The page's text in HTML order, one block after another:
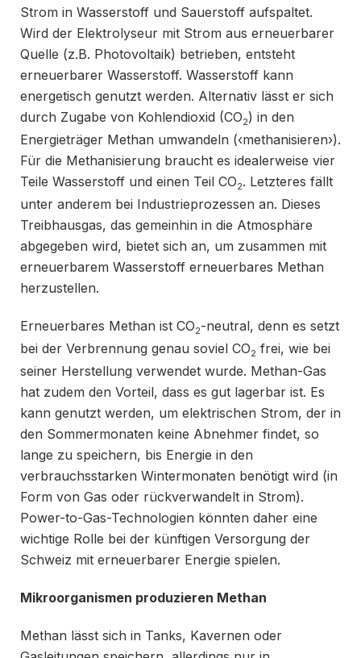
Strom in Wasserstoff und Sauerstoff aufspaltet.
Wird der Elektrolyseur mit Strom aus erneuerbarer
Quelle (z.B. Photovoltaik) betrieben, entsteht
erneuerbarer Wasserstoff. Wasserstoff kann
energetisch genutzt werden. Alternativ lässt er sich
durch Zugabe von Kohlendioxid (CO2) in den
Energieträger Methan umwandeln (‹methanisieren›).
Für die Methanisierung braucht es idealerweise vier
Teile Wasserstoff und einen Teil CO2. Letzteres fällt
unter anderem bei Industrieprozessen an. Dieses
Treibhausgas, das gemeinhin in die Atmosphäre
abgegeben wird, bietet sich an, um zusammen mit
erneuerbarem Wasserstoff erneuerbares Methan
herzustellen.
Erneuerbares Methan ist CO2-neutral, denn es setzt
bei der Verbrennung genau soviel CO2 frei, wie bei
seiner Herstellung verwendet wurde. Methan-Gas
hat zudem den Vorteil, dass es gut lagerbar ist. Es
kann genutzt werden, um elektrischen Strom, der in
den Sommermonaten keine Abnehmer findet, so
lange zu speichern, bis Energie in den
verbrauchsstarken Wintermonaten benötigt wird (in
Form von Gas oder rückverwandelt in Strom).
Power-to-Gas-Technologien könnten daher eine
wichtige Rolle bei der künftigen Versorgung der
Schweiz mit erneuerbarer Energie spielen.
Mikroorganismen produzieren Methan
Methan lässt sich in Tanks, Kavernen oder